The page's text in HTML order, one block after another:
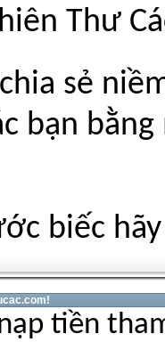
Thư
sẻ
bạn
biếc
tiền